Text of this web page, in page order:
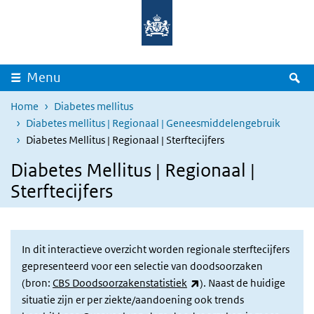
Overslaan en naar de inhoud gaan
Menu
Home
Diabetes mellitus
Diabetes mellitus | Regionaal | Geneesmiddelengebruik
Diabetes Mellitus | Regionaal | Sterftecijfers
Diabetes Mellitus | Regionaal |
Sterftecijfers
In dit interactieve overzicht worden regionale sterftecijfers
gepresenteerd voor een selectie van doodsoorzaken
(bron: CBS Doodsoorzakenstatistiek (externe link)
). Naast de huidige
situatie zijn er per ziekte/aandoening ook trends